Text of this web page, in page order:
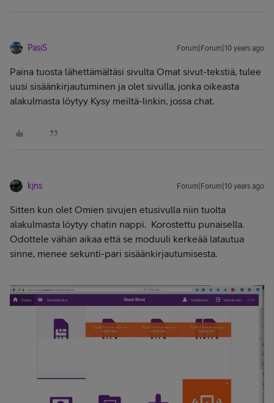
PasiS Forum|Forum|10 years ago
Paina tuosta lähettämältäsi sivulta Omat sivut-tekstiä, tulee
uusi sisäänkirjautuminen ja olet sivulla, jonka oikeasta
alakulmasta löytyy Kysy meiltä-linkin, jossa chat.
kjns Forum|Forum|10 years ago
Sitten kun olet Omien sivujen etusivulla niin tuolta
alakulmasta löytyy chatin nappi. Korostettu punaisella.
Odottele vähän aikaa että se moduuli kerkeää latautua
sinne, menee sekunti-pari sisäänkirjautumisesta.